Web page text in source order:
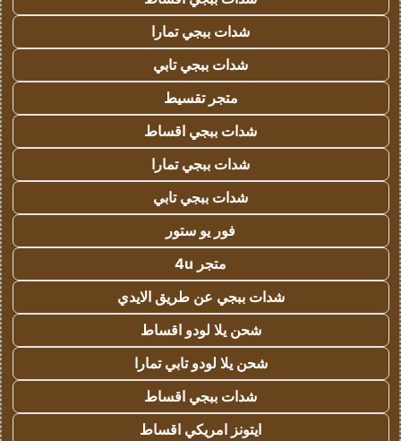
شدات ببجي تمارا
شدات ببجي تابي
متجر تقسيط
شدات ببجي اقساط
شدات ببجي تمارا
شدات ببجي تابي
فور يو ستور
متجر 4u
شدات ببجي عن طريق الايدي
شحن يلا لودو اقساط
شحن يلا لودو تابي تمارا
شدات ببجي اقساط
ايتونز امريكي اقساط